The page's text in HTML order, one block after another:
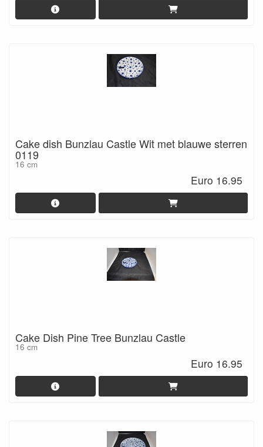
Cake dish Bunzlau Castle Wit met blauwe sterren
0119
16 cm
Euro 16.95
Cake Dish Pine Tree Bunzlau Castle
16 cm
Euro 16.95